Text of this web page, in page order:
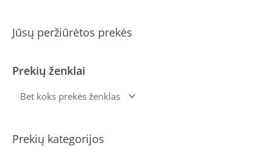
Jūsų peržiūrėtos prekės
Prekių ženklai
Prekių kategorijos